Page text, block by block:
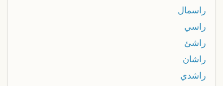
راسمال
راسي
راشئ
راشان
راشدي